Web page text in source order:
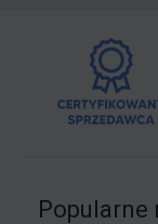
Popularne